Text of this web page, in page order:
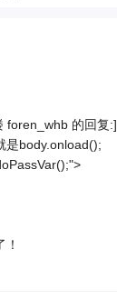
foren_whb 的回复:]
是body.onload();